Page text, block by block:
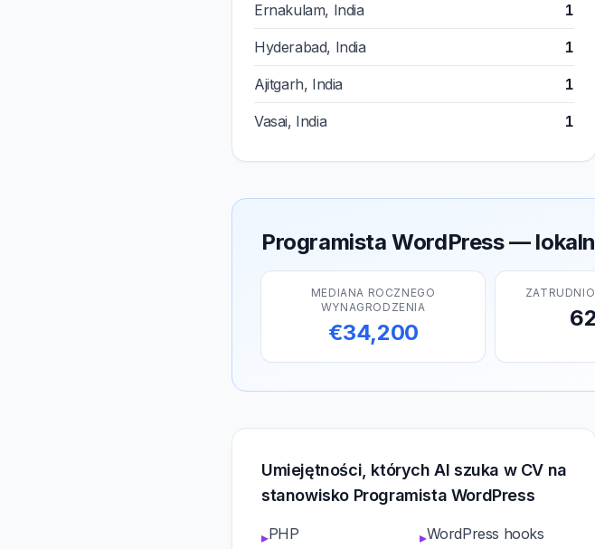
Ernakulam, India 1
Hyderabad, India 1
Ajitgarh, India 1
Vasai, India 1
Programista WordPress —
MEDIANA ROCZNEGO
WYNAGRODZENIA
€34,200
Umiejętności, których AI szuka w CV na
stanowisko Programista WordPress
▸PHP ▸WordPress hooks